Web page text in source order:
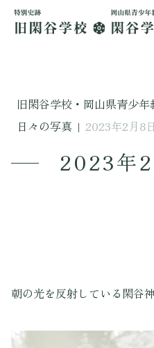
旧閑谷学校・岡山県青少
日々の写真 | 2023年2月8日
2023年
朝の光を反射している閑谷